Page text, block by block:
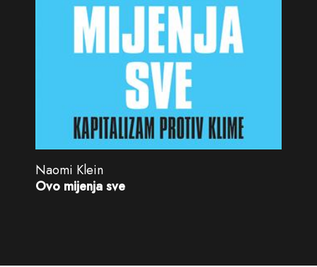
Naomi Klein
Ovo mijenja sve